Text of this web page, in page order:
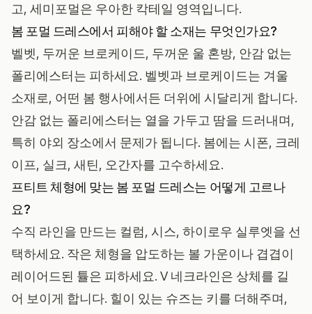
고, 세미포멀은 우아한 칵테일 영역입니다.
봄 포멀 드레스에서 피해야 할 소재는 무엇인가요?
벨벳, 두꺼운 브로케이드, 두꺼운 울 혼방, 안감 없는
폴리에스터는 피하세요. 벨벳과 브로케이드는 겨울
소재로, 어떤 봄 행사에서든 더위에 시달리게 합니다.
안감 없는 폴리에스터는 열을 가두고 땀을 드러내며,
특히 야외 장소에서 문제가 됩니다. 봄에는 시폰, 크레
이프, 실크, 새틴, 오간자를 고수하세요.
프티트 체형에 맞는 봄 포멀 드레스는 어떻게 고르나
요?
수직 라인을 만드는 컬럼, 시스, 하이로우 실루엣을 선
택하세요. 작은 체형을 압도하는 볼 가운이나 겹겹이
레이어드된 튤은 피하세요. V 네크라인은 상체를 길
어 보이게 합니다. 힐이 있는 슈즈는 키를 더해주며,